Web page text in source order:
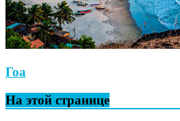
Гоа
На этой странице